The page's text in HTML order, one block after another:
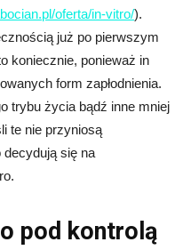
oferta/in-vitro/).
już po pierwszym
koniecznie, ponieważ in
form zapłodnienia.
trybu życia bądź inne mniej
te nie przyniosą
się na
pod kontrolą